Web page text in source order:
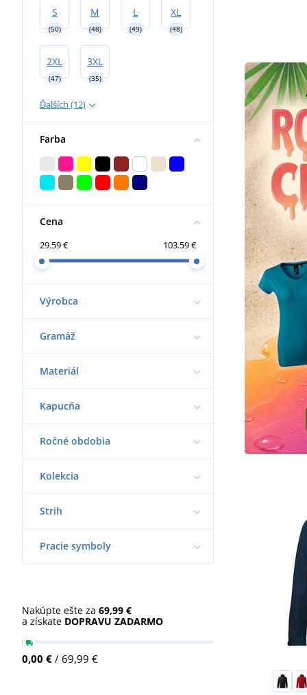
S
(50)
M
(48)
L
(49)
XL
(48)
2XL
(47)
3XL
(35)
Ďalších (12)
Farba
Cena
29.59 € 103.59 €
Výrobca
Gramáž
Materiál
Kapucňa
Ročné obdobia
Kolekcia
Strih
Pracie symboly
Nakúpte ešte za 69,99 €
a získate DOPRAVU ZADARMO
0,00 € / 69,99 €